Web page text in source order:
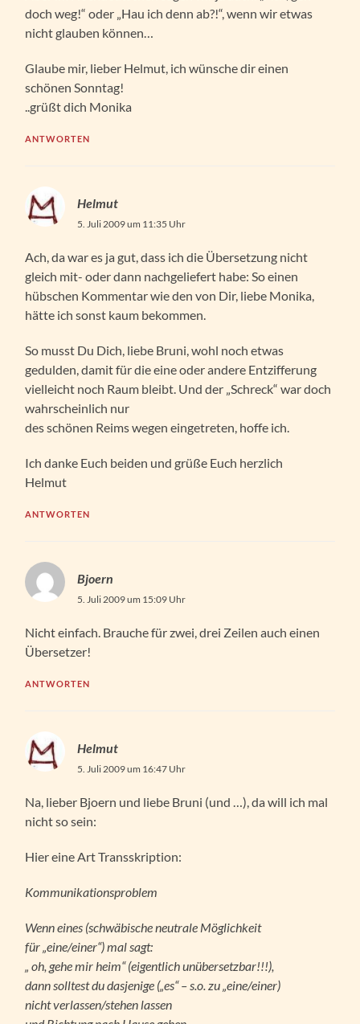
doch weg!“ oder „Hau ich denn ab?!“, wenn wir etwas
nicht glauben können…
Glaube mir, lieber Helmut, ich wünsche dir einen
schönen Sonntag!
..grüßt dich Monika
ANTWORTEN
Helmut
5. Juli 2009 um 11:35 Uhr
Ach, da war es ja gut, dass ich die Übersetzung nicht
gleich mit- oder dann nachgeliefert habe: So einen
hübschen Kommentar wie den von Dir, liebe Monika,
hätte ich sonst kaum bekommen.
So musst Du Dich, liebe Bruni, wohl noch etwas
gedulden, damit für die eine oder andere Entzifferung
vielleicht noch Raum bleibt. Und der „Schreck“ war doch
wahrscheinlich nur
des schönen Reims wegen eingetreten, hoffe ich.
Ich danke Euch beiden und grüße Euch herzlich
Helmut
ANTWORTEN
Bjoern
5. Juli 2009 um 15:09 Uhr
Nicht einfach. Brauche für zwei, drei Zeilen auch einen
Übersetzer!
ANTWORTEN
Helmut
5. Juli 2009 um 16:47 Uhr
Na, lieber Bjoern und liebe Bruni (und …), da will ich mal
nicht so sein:
Hier eine Art Transskription:
Kommunikationsproblem
Wenn eines (schwäbische neutrale Möglichkeit
für „eine/einer“) mal sagt:
„ oh, gehe mir heim“ (eigentlich unübersetzbar!!!),
dann solltest du dasjenige („es“ – s.o. zu „eine/einer)
nicht verlassen/stehen lassen